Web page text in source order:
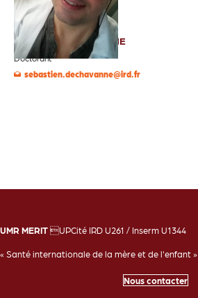
Sébastien DECHAVANNE
Doctorant
sebastien.dechavanne@ird.fr
UMR MERIT UPCité IRD U261 / Inserm U1344
« Santé internationale de la mère et de l'enfant »
Nous contacter